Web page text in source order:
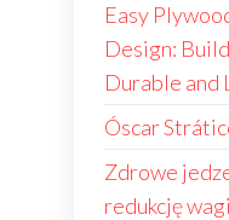
Easy
Design:
Durable
Óscar
Zdrowe
redukcję